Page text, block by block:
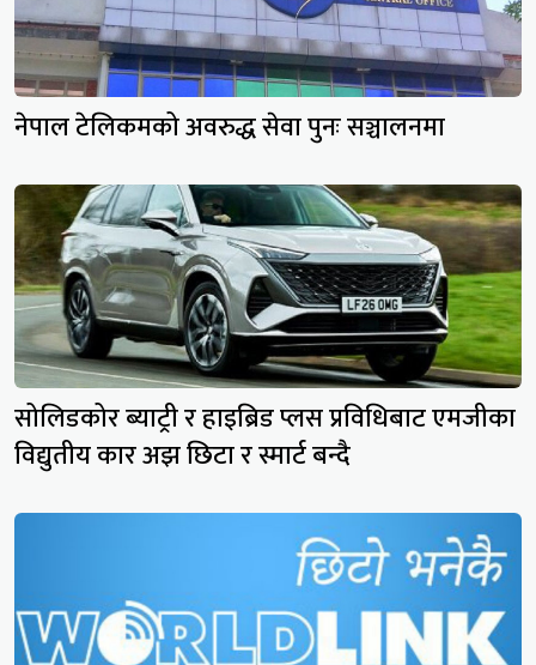
नेपाल टेलिकमको अवरुद्ध सेवा पुनः सञ्चालनमा
सोलिडकोर ब्याट्री र हाइब्रिड प्लस प्रविधिबाट एमजीका
विद्युतीय कार अझ छिटा र स्मार्ट बन्दै